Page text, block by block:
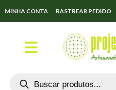
MINHA CONTA RASTREAR PEDIDO